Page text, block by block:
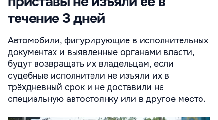
течение 3 дней
Автомобили, фигурирующие в исполнительных
документах и выявленные органами власти,
будут возвращать их владельцам, если
судебные исполнители не изъяли их в
трёхдневный срок и не доставили на
специальную автостоянку или в другое место.